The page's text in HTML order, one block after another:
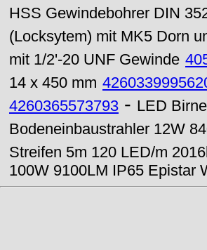
HSS Gewindebohrer DIN
(Locksytem) mit MK5 Dorn
mit 1/2'-20 UNF Gewinde
14 x 450 mm
4260365573793 - LED
Bodeneinbaustrahler 12W
Streifen 5m 120 LED/m
100W 9100LM IP65 Epistar